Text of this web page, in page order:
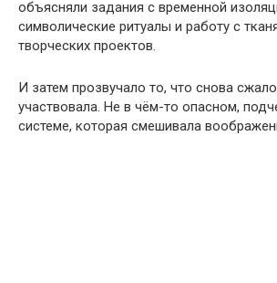
объясняли задания с временной
символические ритуалы и работу с
творческих проектов.
И затем прозвучало то, что снова
участвовала. Не в чём-то опасном,
системе, которая смешивала